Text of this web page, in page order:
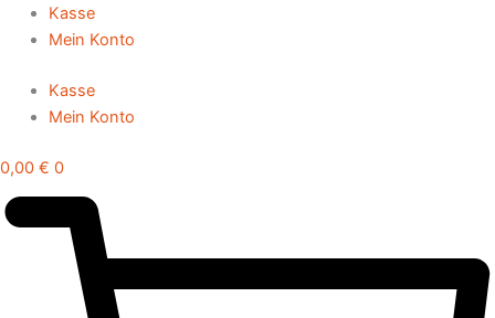
Zum
Inhalt
Kasse
Mein Konto
Kasse
Mein Konto
0,00 € 0